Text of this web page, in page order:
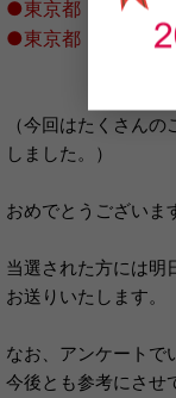
●東京都 母想い様
●東京都 ヤス様
（今回はたくさん
しました。）
おめでとうございま
当選された方には明
お送りいたします。
なお、アンケートで
今後とも参考にさせ